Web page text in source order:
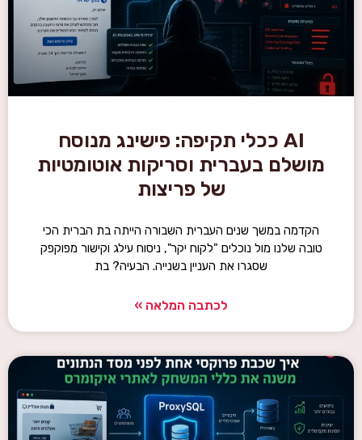
AI ככלי תקיפה: פישינג מנוסח
מושלם בעברית וסריקות אוטומטיות
של פריצות
הקדמה במשך שנים העברית השבורה הייתה בת הברית הכי
טובה שלנו מול נוכלים "לקוח יקר", ניסוח עילג וקישור מפוקפק
שסגרו את העניין בשנייה. הבעיה? בת
לכתבה המלאה »